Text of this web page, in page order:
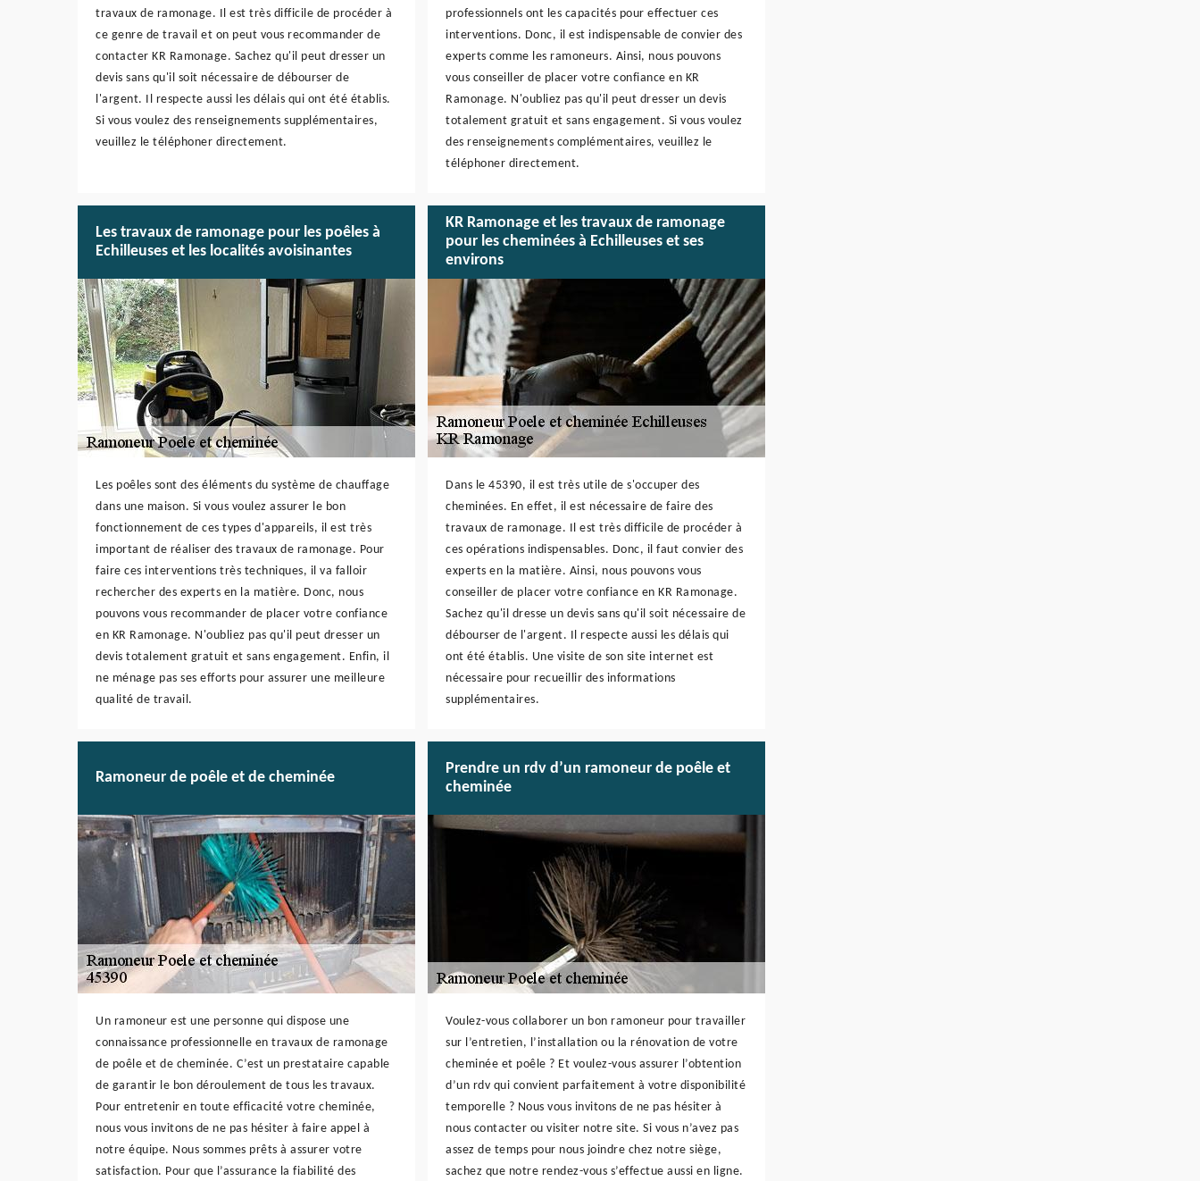
travaux de ramonage. Il est très difficile de procéder à
ce genre de travail et on peut vous recommander de
contacter KR Ramonage. Sachez qu'il peut dresser un
devis sans qu'il soit nécessaire de débourser de
l'argent. Il respecte aussi les délais qui ont été établis.
Si vous voulez des renseignements supplémentaires,
veuillez le téléphoner directement.
professionnels ont les capacités pour effectuer ces
interventions. Donc, il est indispensable de convier des
experts comme les ramoneurs. Ainsi, nous pouvons
vous conseiller de placer votre confiance en KR
Ramonage. N'oubliez pas qu'il peut dresser un devis
totalement gratuit et sans engagement. Si vous voulez
des renseignements complémentaires, veuillez le
téléphoner directement.
Les travaux de ramonage pour les poêles à
Echilleuses et les localités avoisinantes
Les poêles sont des éléments du système de chauffage
dans une maison. Si vous voulez assurer le bon
fonctionnement de ces types d'appareils, il est très
important de réaliser des travaux de ramonage. Pour
faire ces interventions très techniques, il va falloir
rechercher des experts en la matière. Donc, nous
pouvons vous recommander de placer votre confiance
en KR Ramonage. N'oubliez pas qu'il peut dresser un
devis totalement gratuit et sans engagement. Enfin, il
ne ménage pas ses efforts pour assurer une meilleure
qualité de travail.
KR Ramonage et les travaux de ramonage
pour les cheminées à Echilleuses et ses
environs
Dans le 45390, il est très utile de s'occuper des
cheminées. En effet, il est nécessaire de faire des
travaux de ramonage. Il est très difficile de procéder à
ces opérations indispensables. Donc, il faut convier des
experts en la matière. Ainsi, nous pouvons vous
conseiller de placer votre confiance en KR Ramonage.
Sachez qu'il dresse un devis sans qu'il soit nécessaire de
débourser de l'argent. Il respecte aussi les délais qui
ont été établis. Une visite de son site internet est
nécessaire pour recueillir des informations
supplémentaires.
Ramoneur de poêle et de cheminée
Un ramoneur est une personne qui dispose une
connaissance professionnelle en travaux de ramonage
de poêle et de cheminée. C’est un prestataire capable
de garantir le bon déroulement de tous les travaux.
Pour entretenir en toute efficacité votre cheminée,
nous vous invitons de ne pas hésiter à faire appel à
notre équipe. Nous sommes prêts à assurer votre
satisfaction. Pour que l’assurance la fiabilité des
Prendre un rdv d’un ramoneur de poêle et
cheminée
Voulez-vous collaborer un bon ramoneur pour travailler
sur l’entretien, l’installation ou la rénovation de votre
cheminée et poêle ? Et voulez-vous assurer l’obtention
d’un rdv qui convient parfaitement à votre disponibilité
temporelle ? Nous vous invitons de ne pas hésiter à
nous contacter ou visiter notre site. Si vous n’avez pas
assez de temps pour nous joindre chez notre siège,
sachez que notre rendez-vous s’effectue aussi en ligne.